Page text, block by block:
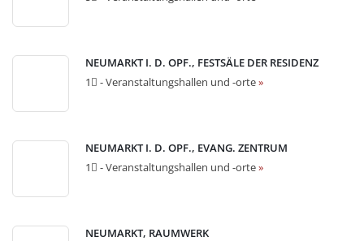
NEUMARKT I. D. OPF., FESTSÄLE DER RESIDENZ
1⃣ - Veranstaltungshallen und -orte»
NEUMARKT I. D. OPF., EVANG. ZENTRUM
1⃣ - Veranstaltungshallen und -orte»
NEUMARKT, RAUMWERK